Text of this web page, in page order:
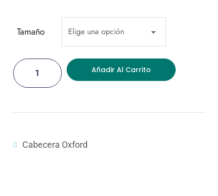
Tamaño
Añadir Al Carrito
Cabecera Oxford